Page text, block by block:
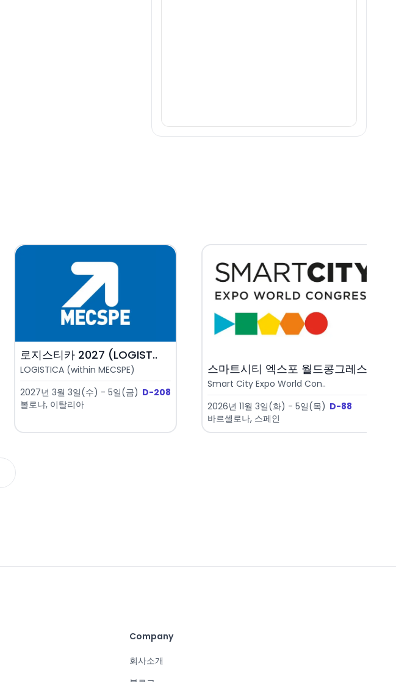
로지스티카 2027 (LOGIST..
LOGISTICA (within MECSPE)
2027년 3월 3일(수) - 5일(금) D-208
볼로냐, 이탈리아
스마트시티 엑스포 월드콩그레스 2..
Smart City Expo World Con..
2026년 11월 3일(화) - 5일(목) D-88
바르셀로나, 스페인
Company
회사소개